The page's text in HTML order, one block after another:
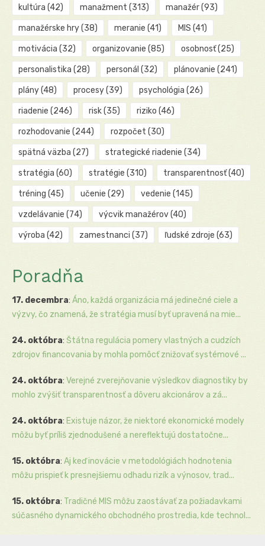
kultúra (42) manažment (313) manažér(93)
manažérske hry(38) meranie (41) MIS (41)
motivácia (32) organizovanie (85) osobnosť(25)
personalistika (28) personál (32) plánovanie (241)
plány(48) procesy(39) psychológia (26)
riadenie (246) risk(35) riziko (46)
rozhodovanie (244) rozpočet (30)
spätná väzba (27) strategické riadenie (34)
stratégia (60) stratégie (310) transparentnosť(40)
tréning (45) učenie (29) vedenie (145)
vzdelávanie (74) výcvik manažérov(40)
výroba (42) zamestnanci (37) ľudské zdroje (63)
Poradňa
17. decembra: Áno, každá organizácia má jedinečné ciele a
výzvy, čo znamená, že stratégia musí byť upravená na mie...
24. októbra: Štátna regulácia pomery vlastných a cudzích
zdrojov financovania by mohla pomôcť znižovať systémové ...
24. októbra: Verejné zverejňovanie výsledkov diagnostiky by
mohlo zvýšiť transparentnosť a dôveru akcionárov a zá...
24. októbra: Existuje názor, že niektoré ekonomické modely
môžu byť príliš zjednodušené a nereflektujú dostatočne...
15. októbra: Aj keď inovácie v metodológiách hodnotenia
môžu prispieť k presnejšiemu odhadu rizík a výnosov, trad...
15. októbra: Tradičné MIS môžu zaostávať za požiadavkami
súčasného dynamického obchodného prostredia, kde technol...